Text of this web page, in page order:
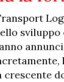
crescente